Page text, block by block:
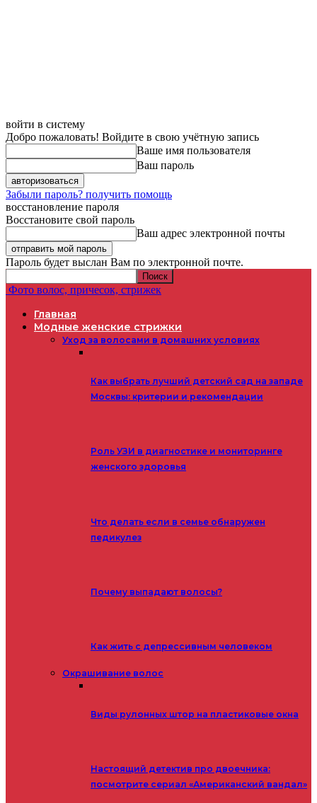
войти в систему
Добро пожаловать! Войдите в свою учётную запись
Ваше имя пользователя
Ваш пароль
Забыли пароль? получить помощь
восстановление пароля
Восстановите свой пароль
Ваш адрес электронной почты
Пароль будет выслан Вам по электронной почте.
Фото волос, причесок, стрижек
Главная
Модные женские стрижки
Уход за волосами в домашних условиях
Как выбрать лучший детский сад на западе
Москвы: критерии и рекомендации
Роль УЗИ в диагностике и мониторинге
женского здоровья
Что делать если в семье обнаружен
педикулез
Почему выпадают волосы?
Как жить с депрессивным человеком
Окрашивание волос
Виды рулонных штор на пластиковые окна
Настоящий детектив про двоечника:
посмотрите сериал «Американский вандал»